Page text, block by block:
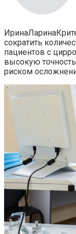
сократить
пациентов с
высокую
риском